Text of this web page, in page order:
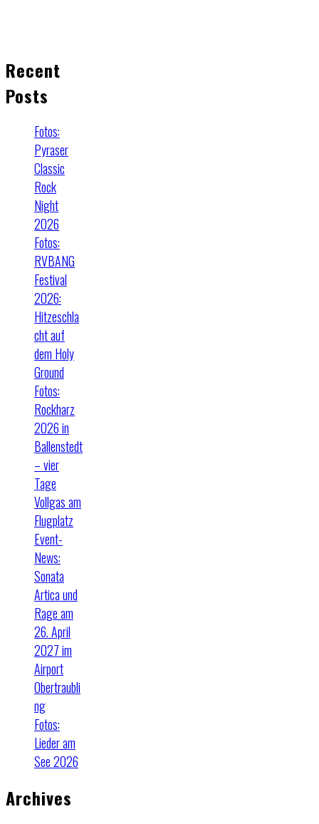
Recent
Posts
Fotos:
Pyraser
Classic
Rock
Night
2026
Fotos:
RVBANG
Festival
2026:
Hitzeschla
cht auf
dem Holy
Ground
Fotos:
Rockharz
2026 in
Ballenstedt
– vier
Tage
Vollgas am
Flugplatz
Event-
News:
Sonata
Artica und
Rage am
26. April
2027 im
Airport
Obertraubli
ng
Fotos:
Lieder am
See 2026
Archives